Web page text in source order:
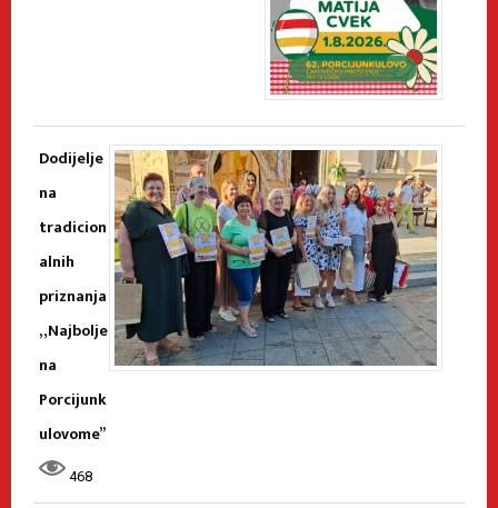
Dodijelje
na
tradicion
alnih
priznanja
„Najbolje
na
Porcijunk
ulovome”
468